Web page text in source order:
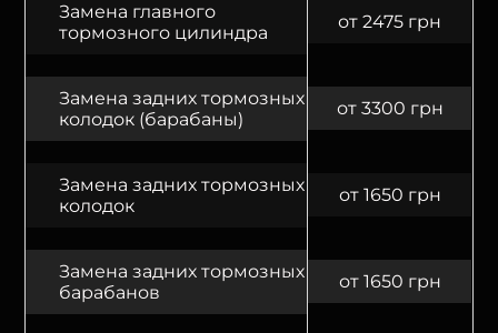
Замена главного
тормозного цилиндра
от 2475 грн
Замена задних тормозных
колодок (барабаны)
от 3300 грн
Замена задних тормозных
колодок
от 1650 грн
Замена задних тормозных
барабанов
от 1650 грн